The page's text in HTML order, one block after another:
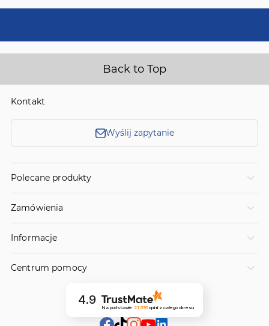
Back to Top
Kontakt
Wyślij zapytanie
Polecane produkty
Zamówienia
Informacje
Centrum pomocy
4.9
Na podstawie 21 576opinii z całego okresu